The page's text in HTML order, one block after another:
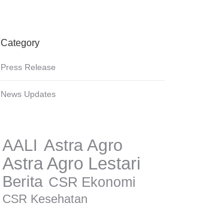
Category
Press Release
News Updates
AALI Astra Agro
Astra Agro Lestari
Berita CSR Ekonomi
CSR Kesehatan